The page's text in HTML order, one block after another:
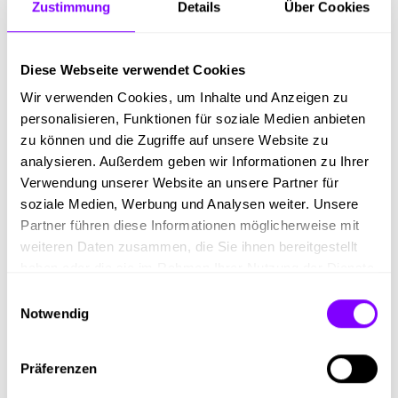
Zustimmung Details Über Cookies
Diese Webseite verwendet Cookies
Wir verwenden Cookies, um Inhalte und Anzeigen zu
personalisieren, Funktionen für soziale Medien anbieten
zu können und die Zugriffe auf unsere Website zu
analysieren. Außerdem geben wir Informationen zu Ihrer
Verwendung unserer Website an unsere Partner für
soziale Medien, Werbung und Analysen weiter. Unsere
Partner führen diese Informationen möglicherweise mit
weiteren Daten zusammen, die Sie ihnen bereitgestellt
Notwendig
Präferenzen
erfahrenen Lehrlingsausbilderinnen und
Lehrlingsausbildern
Betriebspraxis: Du rotierst durch verschiedene
Abteilungen und Produktionsbereiche – du siehst
das Gesamtbild des Unternehmens, nicht nur einen
kleinen Ausschnitt.
Berufsschule: Je nach Lehrberuf besuchst du die
Berufsschule in Villach oder St. Veit an der Glan.
Wettbewerbe: Engagierte Lehrlinge können
Treibacher bei denAustrian Skillsvertreten – dem
nationalen Berufsleistungswettbewerb.
einer Lehre bei Treibacher?